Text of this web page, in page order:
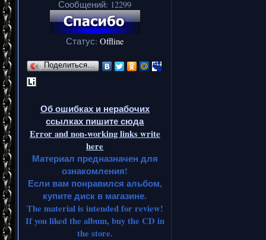
Сообщений: 12299
Статус: Offline
Поделиться…
Об ошибках и нерабочих
ссылках пишите сюда
Error and non-working links write
here
Материал предназначен для
ознакомления!
Если вам понравился альбом,
купите диск в магазине.
The material is intended for review!
If you liked the album, buy the CD in
the store.